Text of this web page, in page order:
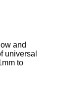
and
universal
to